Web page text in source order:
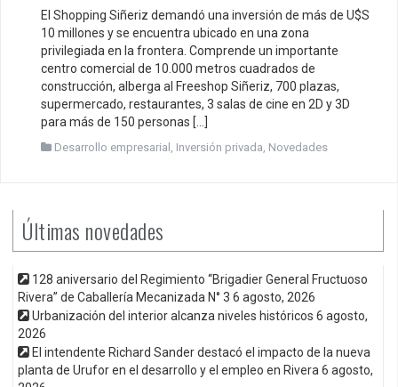
El Shopping Siñeriz demandó una inversión de más de U$S
10 millones y se encuentra ubicado en una zona
privilegiada en la frontera. Comprende un importante
centro comercial de 10.000 metros cuadrados de
construcción, alberga al Freeshop Siñeriz, 700 plazas,
supermercado, restaurantes, 3 salas de cine en 2D y 3D
para más de 150 personas […]
Desarrollo empresarial , Inversión privada, Novedades
Últimas novedades
128 aniversario del Regimiento “Brigadier General Fructuoso
Rivera” de Caballería Mecanizada N° 3 6 agosto, 2026
Urbanización del interior alcanza niveles históricos 6 agosto,
2026
El intendente Richard Sander destacó el impacto de la nueva
planta de Urufor en el desarrollo y el empleo en Rivera6 agosto,